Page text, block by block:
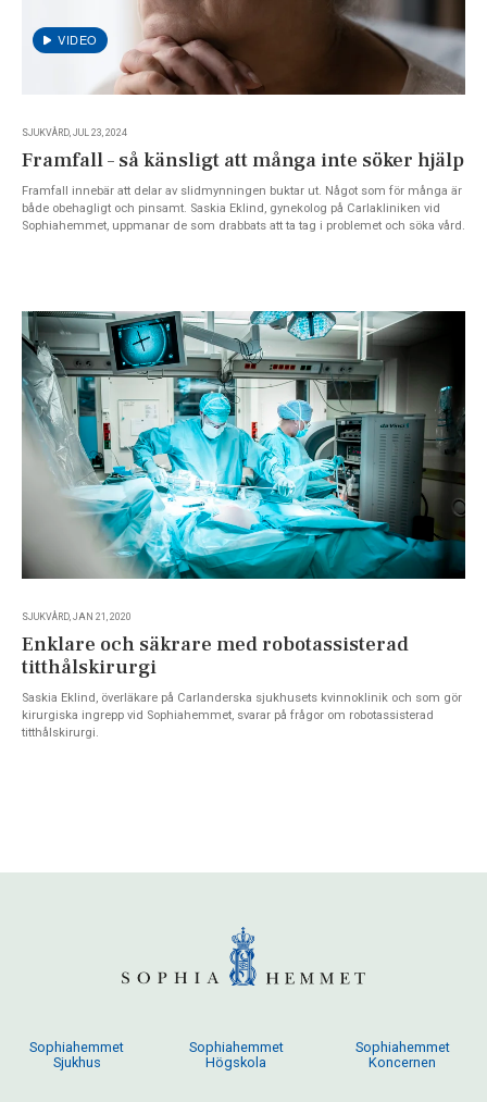
SJUKVÅRD, JUL 23, 2024
Framfall – så känsligt att många inte söker hjälp
Framfall innebär att delar av slidmynningen buktar ut. Något som för många är
både obehagligt och pinsamt. Saskia Eklind, gynekolog på Carlakliniken vid
Sophiahemmet, uppmanar de som drabbats att ta tag i problemet och söka vård.
SJUKVÅRD, JAN 21, 2020
Enklare och säkrare med robotassisterad
titthålskirurgi
Saskia Eklind, överläkare på Carlanderska sjukhusets kvinnoklinik och som gör
kirurgiska ingrepp vid Sophiahemmet, svarar på frågor om robotassisterad
titthålskirurgi.
Sophiahemmet
Sjukhus
Sophiahemmet
Högskola
Sophiahemmet
Koncernen